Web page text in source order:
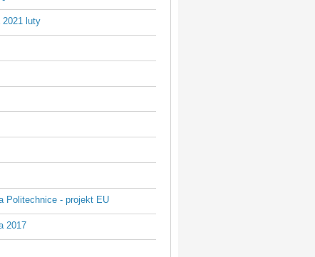
2021 luty
Politechnice - projekt EU
2017